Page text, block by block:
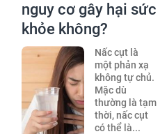
nguy cơ gây hại sức
khỏe không?
Nấc cụt là
một phản xạ
không tự chủ.
Mặc dù
thường là tạm
thời, nấc cụt
có thể là...